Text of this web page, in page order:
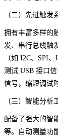
（二）先进触发
拥有丰富多样的
发、串行总线触
（如 I2C、SPI
测试 USB 接口
信号，缩短调试
（三）智能分析
配备了强大的智
等。自动测量功